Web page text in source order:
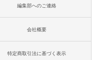
編集部へのご連絡
会社概要
特定商取引法に基づく表示